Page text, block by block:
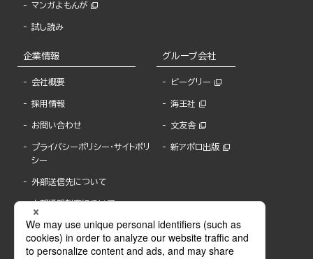
マンガよもんが
試し読み
企業情報
会社概要
採用情報
お問い合わせ
プライバシーポリシー・サイトポリ
シー
外部送信先について
内部通報制度について
グループ会社
ビーグリー
海王社
文友舎
新アポロ出版